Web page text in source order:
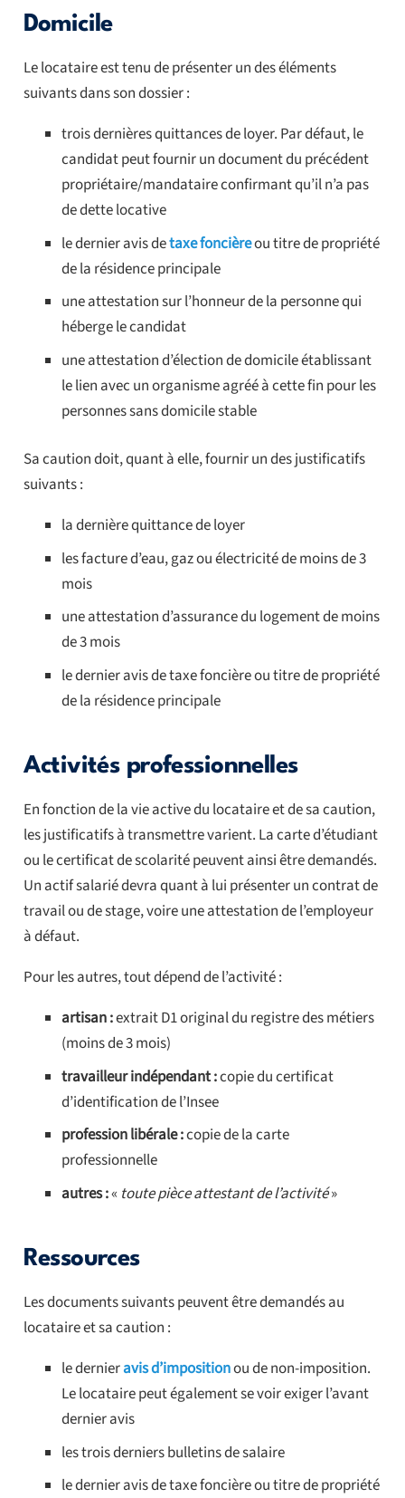
Domicile
Le locataire est tenu de présenter un des éléments
suivants dans son dossier :
trois dernières quittances de loyer. Par défaut, le
candidat peut fournir un document du précédent
propriétaire/mandataire confirmant qu’il n’a pas
de dette locative
le dernier avis detaxe foncièreou titre de propriété
de la résidence principale
une attestation sur l’honneur de la personne qui
héberge le candidat
une attestation d’élection de domicile établissant
le lien avec un organisme agréé à cette fin pour les
personnes sans domicile stable
Sa caution doit, quant à elle, fournir un des justificatifs
suivants :
la dernière quittance de loyer
les facture d’eau, gaz ou électricité de moins de 3
mois
une attestation d’assurance du logement de moins
de 3 mois
le dernier avis de taxe foncière ou titre de propriété
de la résidence principale
Activités professionnelles
En fonction de la vie active du locataire et de sa caution,
les justificatifs à transmettre varient. La carte d’étudiant
ou le certificat de scolarité peuvent ainsi être demandés.
Un actif salarié devra quant à lui présenter un contrat de
travail ou de stage, voire une attestation de l’employeur
à défaut.
Pour les autres, tout dépend de l’activité :
artisan :extrait D1 original du registre des métiers
(moins de 3 mois)
travailleur indépendant :copie du certificat
d’identification de l’Insee
profession libérale :copie de la carte
professionnelle
autres :« toute pièce attestant de l’activité»
Ressources
Les documents suivants peuvent être demandés au
locataire et sa caution :
le dernieravis d’impositionou de non-imposition.
Le locataire peut également se voir exiger l’avant
dernier avis
les trois derniers bulletins de salaire
le dernier avis de taxe foncière ou titre de propriété